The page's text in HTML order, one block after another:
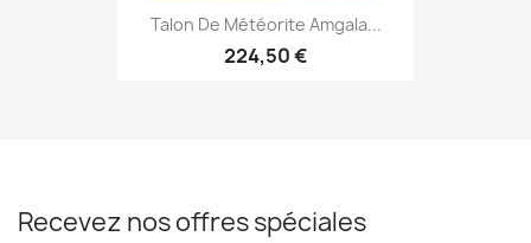
Talon De Météorite Amgala...
224,50 €
Recevez nos offres spéciales